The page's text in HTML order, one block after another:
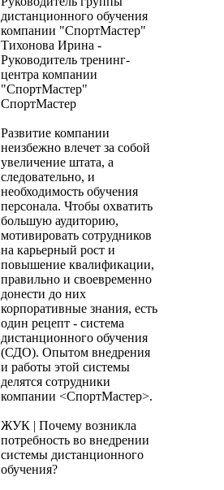
дистанционного обучения
компании "СпортМастер"
Тихонова Ирина -
Руководитель тренинг-
центра компании
"СпортМастер"
СпортМастер
Развитие компании
неизбежно влечет за собой
увеличение штата, а
следовательно, и
необходимость обучения
персонала. Чтобы охватить
большую аудиторию,
мотивировать сотрудников
на карьерный рост и
повышение квалификации,
правильно и своевременно
донести до них
корпоративные знания, есть
один рецепт - система
дистанционного обучения
(СДО). Опытом внедрения
и работы этой системы
делятся сотрудники
компании <СпортМастер>.
ЖУК | Почему возникла
потребность во внедрении
системы дистанционного
обучения?